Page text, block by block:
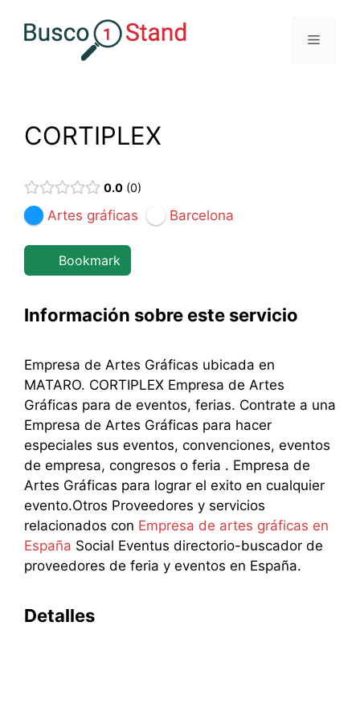
Menú
CORTIPLEX
0.0 0
Artes gráficas Barcelona
Bookmark
Información sobre este servicio
Empresa de Artes Gráficas ubicada en
MATARO. CORTIPLEX Empresa de Artes
Gráficas para de eventos, ferias. Contrate a una
Empresa de Artes Gráficas para hacer
especiales sus eventos, convenciones, eventos
de empresa, congresos o feria . Empresa de
Artes Gráficas para lograr el exito en cualquier
evento.Otros Proveedores y servicios
relacionados con Empresa de artes gráficas en
España Social Eventus directorio-buscador de
proveedores de feria y eventos en España.
Detalles